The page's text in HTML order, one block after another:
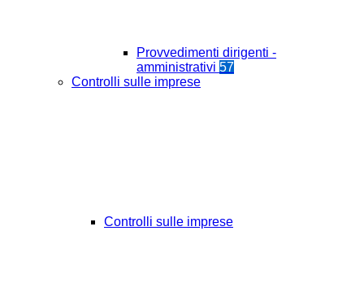
Provvedimenti dirigenti -
amministrativi 57
Controlli sulle imprese
Controlli sulle imprese